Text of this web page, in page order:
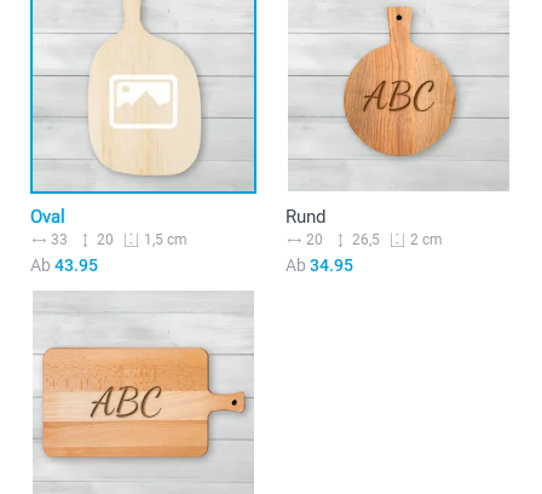
Oval
33 20 1,5 cm
Ab 43.95
Rund
20 26,5 2 cm
Ab 34.95